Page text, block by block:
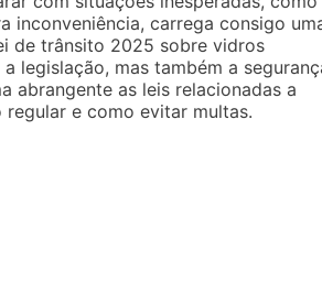
inconveniência, carrega consigo
de trânsito 2025 sobre vidros
legislação, mas também a
abrangente as leis relacionadas a
e como evitar multas.